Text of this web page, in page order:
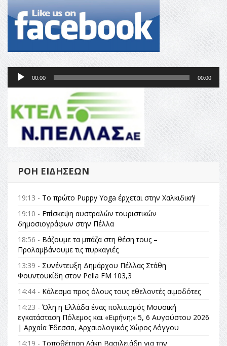
Πρόγραμμα
Αναπαραγωγής
00:00 00:00
ΡΟΉ ΕΙΔΉΣΕΩΝ
19:13 - Το πρώτο Puppy Yoga έρχεται στην Χαλκιδική!
19:10 - Επίσκεψη αυστραλών τουριστικών
δημοσιογράφων στην Πέλλα
18:56 - Βάζουμε τα μπάζα στη θέση τους –
Προλαμβάνουμε τις πυρκαγιές
13:39 - Συνέντευξη Δημάρχου Πέλλας Στάθη
Φουντουκίδη στον Pella FM 103,3
14:44 - Κάλεσμα προς όλους τους εθελοντές αιμοδότες
14:23 - Όλη η Ελλάδα ένας πολιτισμός Μουσική
εγκατάσταση Πόλεμος και «Ειρήνη;» 5, 6 Αυγούστου 2026
| Αρχαία Έδεσσα, Αρχαιολογικός Χώρος Λόγγου
14:19 - Τοποθέτηση Λάκη Βασιλειάδη για την